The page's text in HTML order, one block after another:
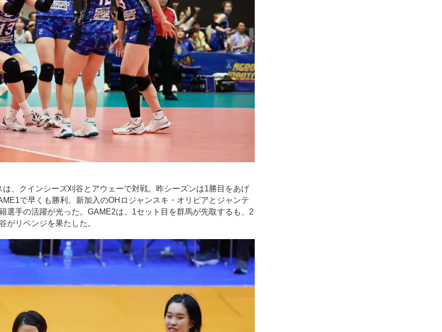
、クインシーズ刈谷とアウェーで対戦。昨シーズンは1勝目をあげ
で早くも勝利。新加入のOHロジャンスキ・オリビアとジャンテ
選手の活躍が光った。GAME2は、1セット目を群馬が先取するも、2
がリベンジを果たした。